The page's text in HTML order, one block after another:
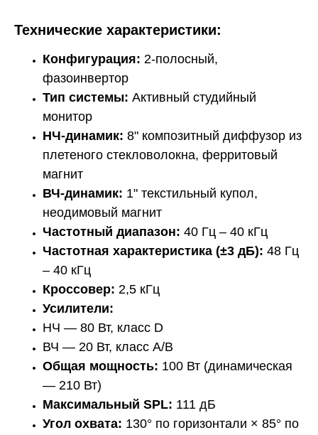
Технические характеристики:
Конфигурация: 2-полосный,
фазоинвертор
Тип системы: Активный студийный
монитор
НЧ-динамик: 8" композитный диффузор из
плетеного стекловолокна, ферритовый
магнит
ВЧ-динамик: 1" текстильный купол,
неодимовый магнит
Частотный диапазон: 40 Гц – 40 кГц
Частотная характеристика (±3 дБ): 48 Гц
– 40 кГц
Кроссовер: 2,5 кГц
Усилители:
НЧ — 80 Вт, класс D
ВЧ — 20 Вт, класс A/B
Общая мощность: 100 Вт (динамическая
— 210 Вт)
Максимальный SPL: 111 дБ
Угол охвата: 130° по горизонтали × 85° по